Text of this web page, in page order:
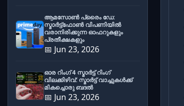
ആമസോൺ പ്രൈം ഡേ:
സ്മാർട്ട്ഫോൺ വിപണിയിൽ
വരാനിരിക്കുന്ന ഓഫറുകളും
പ്രതീക്ഷകളും
📅 Jun 23, 2026
ഓര റിംഗ് 4 സ്മാർട്ട് റിംഗ്
വിലക്കിഴിവ്: സ്മാർട്ട് വാച്ചുകൾക്ക്
മികച്ചൊരു ബദൽ
📅 Jun 23, 2026